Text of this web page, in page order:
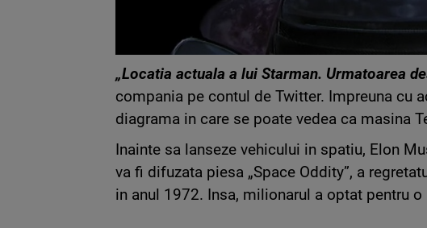
„Locatia actuala a lui Starman. Urmatoarea
compania pe contul de Twitter. Impreuna cu
diagrama in care se poate vedea ca masina
Inainte sa lanseze vehicului in spatiu, Elon
va fi difuzata piesa „Space Oddity”, a
in anul 1972. Insa, milionarul a optat pentru